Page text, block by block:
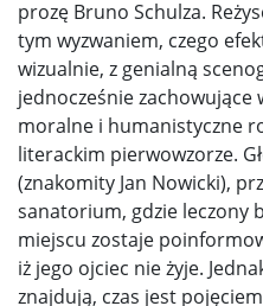
prozę Bruno Schulza.
tym wyzwaniem, czego
wizualnie, z genialną
jednocześnie zachowujące
moralne i humanistyczne
literackim pierwowzorze.
(znakomity Jan Nowicki),
sanatorium, gdzie leczony
miejscu zostaje
iż jego ojciec nie żyje.
znajdują, czas jest